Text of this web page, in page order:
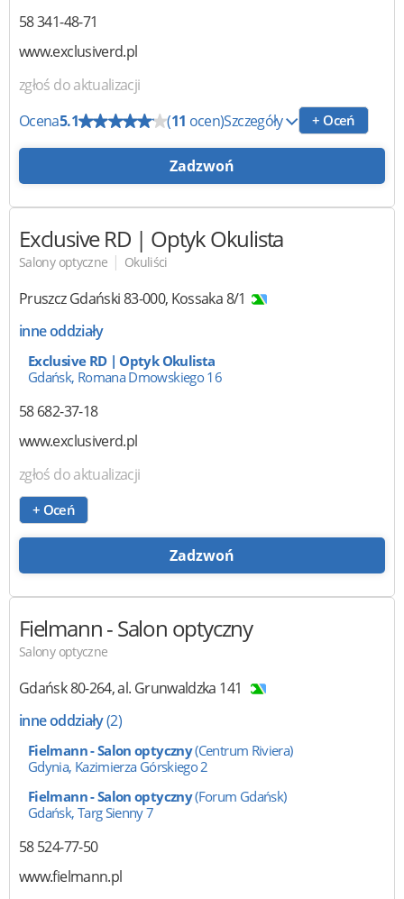
58 341-48-71
www.exclusiverd.pl
zgłoś do aktualizacji
Ocena5.1 (11 ocen)Szczegóły + Oceń
Zadzwoń
Exclusive RD | Optyk Okulista
Salony optyczne | Okuliści
Pruszcz Gdański83-000, Kossaka 8/1
inne oddziały
Exclusive RD | Optyk Okulista
Gdańsk, Romana Dmowskiego 16
58 682-37-18
www.exclusiverd.pl
zgłoś do aktualizacji
+ Oceń
Zadzwoń
Fielmann- Salon optyczny
Salony optyczne
Gdańsk80-264,al. Grunwaldzka 141
inne oddziały(2)
Fielmann - Salon optyczny(Centrum Riviera)
Gdynia, Kazimierza Górskiego 2
Fielmann - Salon optyczny(Forum Gdańsk)
Gdańsk, Targ Sienny 7
58 524-77-50
www.fielmann.pl